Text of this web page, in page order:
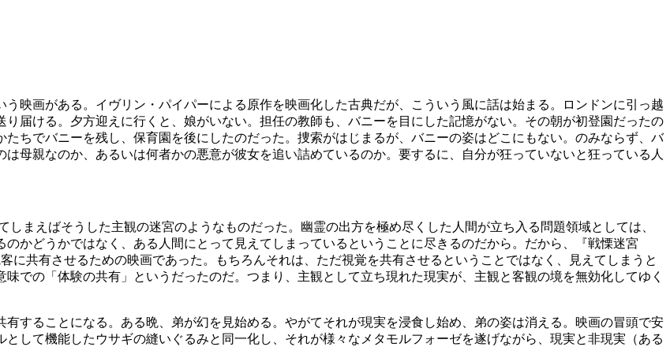
映画がある。イヴリン・パイパーによる原作を映画化した古典だが、こういう風に話は始まる。ロンドンに引っ越
届ける。夕方迎えに行くと、娘がいない。担任の教師も、バニーを目にした記憶がない。その朝が初登園だったの
ちでバニーを残し、保育園を後にしたのだった。捜索がはじまるが、バニーの姿はどこにもない。のみならず、バ
母親なのか、あるいは何者かの悪意が彼女を追い詰めているのか。要するに、自分が狂っていないと狂っている人
しまえばそうした主観の迷宮のようなものだった。幽霊の出方を極め尽くした人間が立ち入る問題領域としては、
かどうかではなく、ある人間にとって見えてしまっているということに尽きるのだから。だから、『戦慄迷宮
に共有させるための映画であった。もちろんそれは、ただ視覚を共有させるということではなく、見えてしまうと
での「体験の共有」というだったのだ。つまり、主観として立ち現れた現実が、主観と客観の境を無効化してゆく
することになる。ある晩、弟が幻を見始める。やがてそれが現実を浸食し始め、弟の姿は消える。映画の冒頭で安
して機能したウサギの縫いぐるみと同一化し、それが様々なメタモルフォーゼを遂げながら、現実と非現実（ある